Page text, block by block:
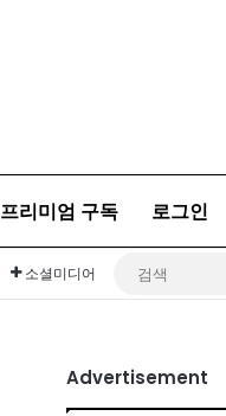
프리미엄 구독 로그인
소셜미디어
Advertisement